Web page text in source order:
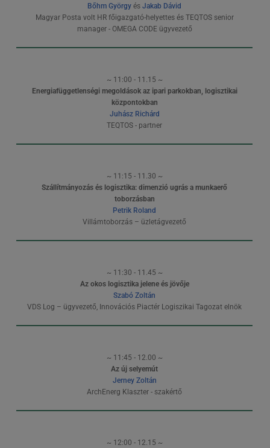
Bőhm György és Jakab Dávid
Magyar Posta volt HR főigazgató-helyettes és TEQTOS senior
manager - OMEGA CODE ügyvezető
~ 11:00 - 11.15 ~
Energiafüggetlenségi megoldások az ipari parkokban, logisztikai
központokban
Juhász Richárd
TEQTOS - partner
~ 11:15 - 11.30 ~
Szállítmányozás és logisztika: dimenzió ugrás a munkaerő
toborzásban
Petrik Roland
Villámtoborzás – üzletágvezető
~ 11:30 - 11.45 ~
Az okos logisztika jelene és jövője
Szabó Zoltán
VDS Log – ügyvezető, Innovációs Piactér Logiszikai Tagozat elnök
~ 11:45 - 12.00 ~
Az új selyemút
Jerney Zoltán
ArchEnerg Klaszter - szakértő
~ 12:00 - 12.15 ~